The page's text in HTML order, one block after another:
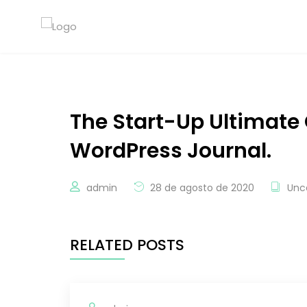
The Start-Up Ultimate
WordPress Journal.
admin 28 de agosto de 2020
RELATED POSTS